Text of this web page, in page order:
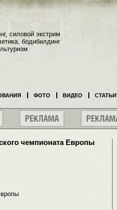
чемпионата Европы
силовой экстрим
бодибилдинг
ФОТО ВИДЕО СТАТЬИ